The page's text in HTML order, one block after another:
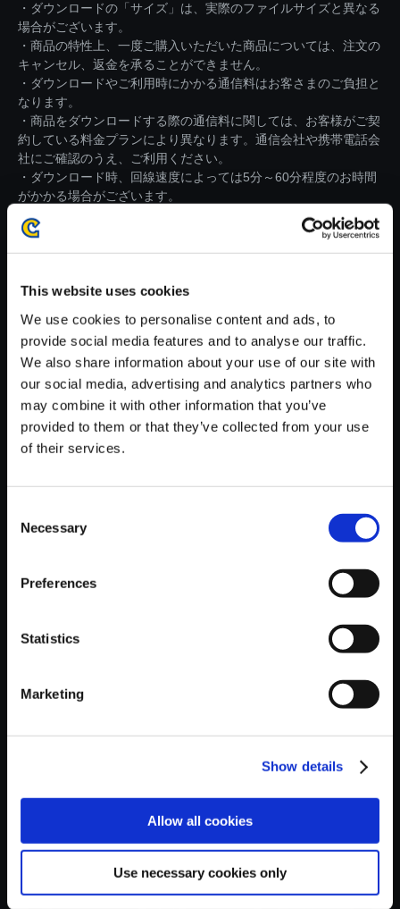
This website uses cookies
We use cookies to personalise content and ads, to
provide social media features and to analyse our traffic.
We also share information about your use of our site with
our social media, advertising and analytics partners who
may combine it with other information that you’ve
provided to them or that they’ve collected from your use
of their services.
Selection
Necessary
Preferences
Statistics
Marketing
Show details
Allow all cookies
Use necessary cookies only
・ダウンロードの「サイズ」は、実際のファイルサイズと異なる
場合がございます。
・商品の特性上、一度ご購入いただいた商品については、注文の
キャンセル、返金を承ることができません。
・ダウンロードやご利用時にかかる通信料はお客さまのご負担と
なります。
・商品をダウンロードする際の通信料に関しては、お客様がご契
約している料金プランにより異なります。通信会社や携帯電話会
社にご確認のうえ、ご利用ください。
・ダウンロード時、回線速度によっては5分～60分程度のお時間
がかかる場合がございます。
※ご購入いただいたファイルのダウンロードの際には、通信環境
が安定しているWifi環境でお試しください。
【単曲】Vicarious Illusions
150円
7ポイント付与
モンスターハンタ